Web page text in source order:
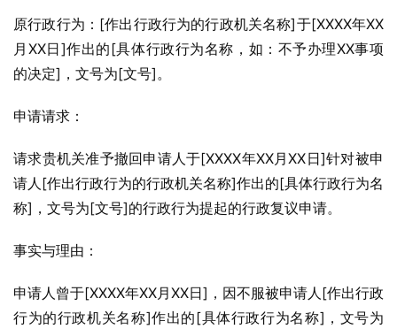
原行政行为：[作出行政行为的行政机关名称]于[XXXX年XX
月XX日]作出的[具体行政行为名称，如：不予办理XX事项
的决定]，文号为[文号]。
申请请求：
请求贵机关准予撤回申请人于[XXXX年XX月XX日]针对被申
请人[作出行政行为的行政机关名称]作出的[具体行政行为名
称]，文号为[文号]的行政行为提起的行政复议申请。
事实与理由：
申请人曾于[XXXX年XX月XX日]，因不服被申请人[作出行政
行为的行政机关名称]作出的[具体行政行为名称]，文号为